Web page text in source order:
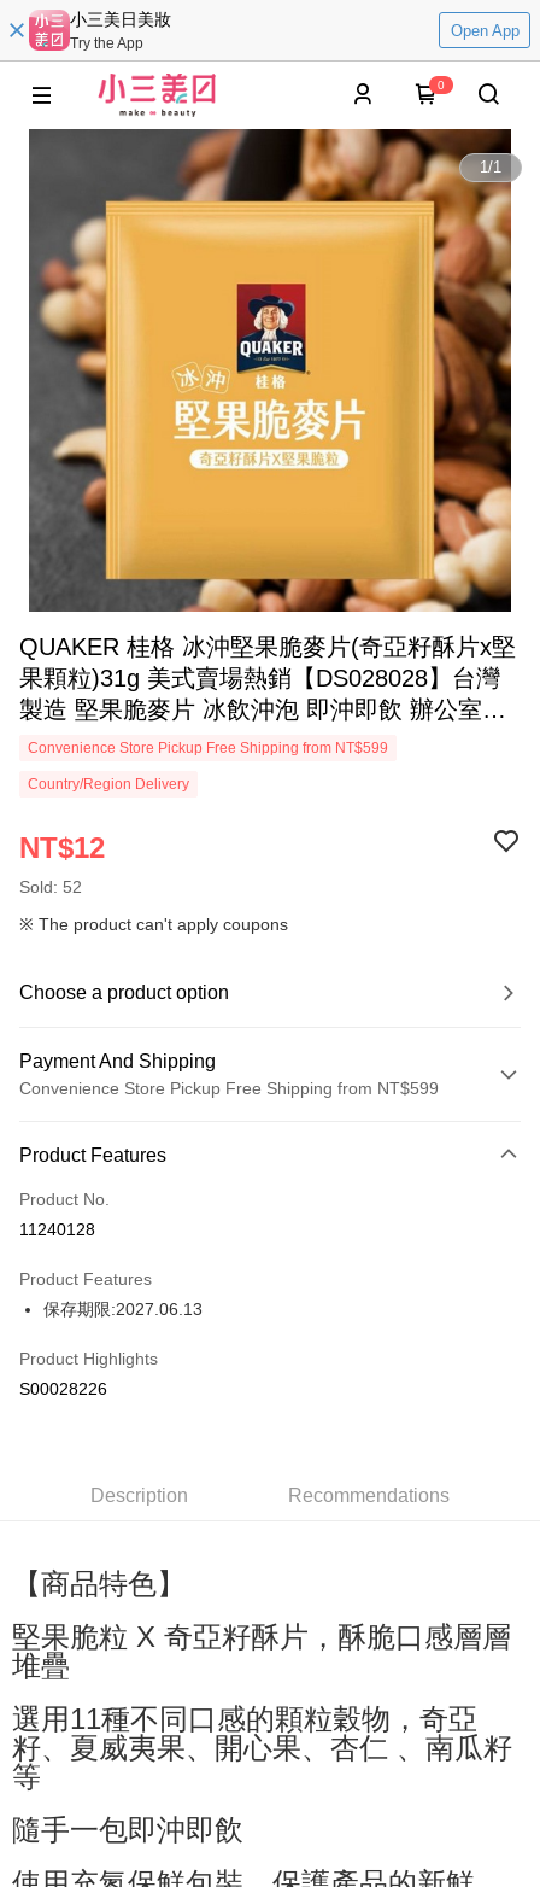
小三美日美妝
Try the App
Open App
0
1/1
QUAKER 桂格 冰沖堅果脆麥片(奇亞籽酥片x堅
果顆粒)31g 美式賣場熱銷【DS028028】台灣
製造 堅果脆麥片 冰飲沖泡 即沖即飲 辦公室必
備 休憩午後必備 開會聊天必備
Convenience Store Pickup Free Shipping from NT$599
Country/Region Delivery
NT$12
Sold: 52
※ The product can't apply coupons
Choose a product option
Payment And Shipping
Convenience Store Pickup Free Shipping from NT$599
Credit Card (Full Payment)
Convenience Store Pickup and Pay
Apple Pay
Plus Pay
Shipping Method
付款後全家取貨
NT$60/order | Free shipping on orders of NT$599 or more
萊爾富取貨付款
NT$60/order | Free shipping on orders of NT$599 or more
付款後萊爾富取貨
NT$60/order | Free shipping on orders of NT$599 or more
7-11付款取貨
NT$60/order | Free shipping on orders of NT$599 or more
Product Features
Product No.
11240128
Product Features
保存期限:2027.06.13
Product Highlights
S00028226
Description Recommendations
【商品特色】
堅果脆粒 X 奇亞籽酥片，酥脆口感層層
堆疊
選用11種不同口感的顆粒穀物，奇亞
籽、夏威夷果、開心果、杏仁 、南瓜籽
等
隨手一包即沖即飲